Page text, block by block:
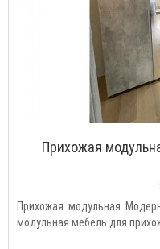
Прихожая
Прихожая модульная
модульная мебель для